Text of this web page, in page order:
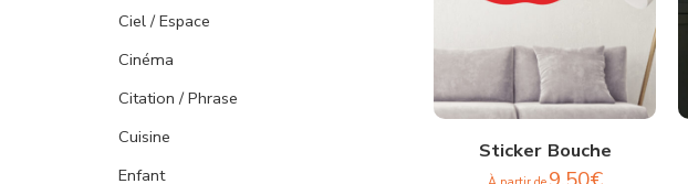
Sticker Bouche
Ciel / Espace
Cinéma
Citation / Phrase
Cuisine
Enfant